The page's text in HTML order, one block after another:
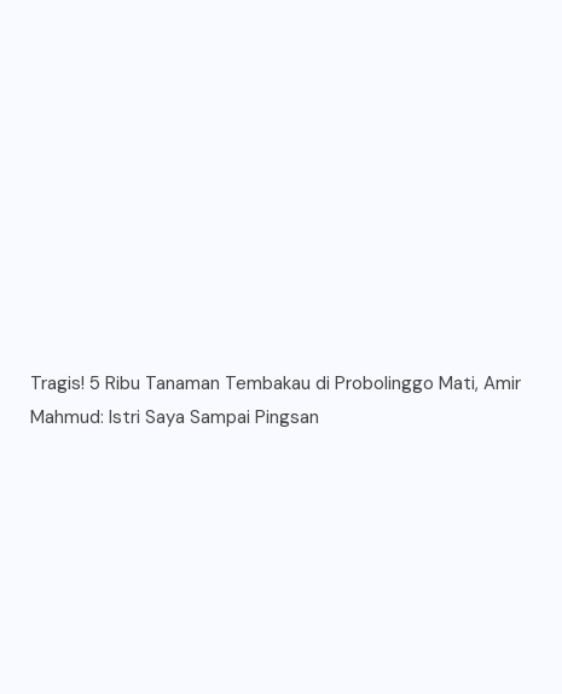
Tragis! 5 Ribu Tanaman Tembakau di Probolinggo Mati, Amir
Mahmud: Istri Saya Sampai Pingsan